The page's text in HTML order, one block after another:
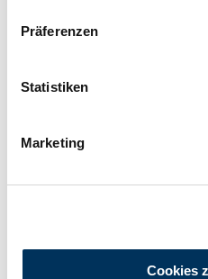
Informationen über
können
bestimmten Merkmalen
Erfahren Sie mehr darüber,
Präferenzen
Statistiken
Marketing
Cookies